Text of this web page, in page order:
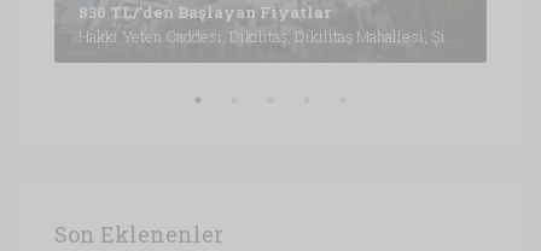
830 TL/'den Başlayan Fiyatlar
Hakkı Yeten Caddesi, Dikilitaş, Dikilitaş Mahallesi, Şişli, İstanbul, Marmara Bölgesi, 34349, Türkiye, İstanbul
Son Eklenenler